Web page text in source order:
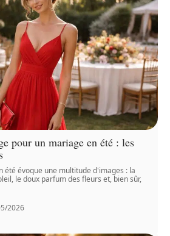
pour un mariage en été : les
été évoque une multitude d'images : la
le doux parfum des fleurs et, bien sûr,
2026